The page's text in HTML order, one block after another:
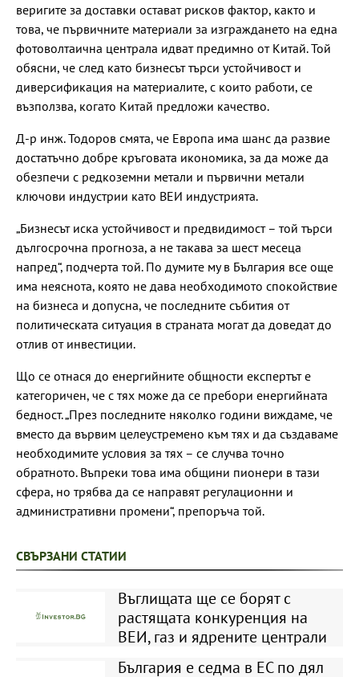
веригите за доставки остават рисков фактор, както и
това, че първичните материали за изграждането на една
фотоволтаична централа идват предимно от Китай. Той
обясни, че след като бизнесът търси устойчивост и
диверсификация на материалите, с които работи, се
възползва, когато Китай предложи качество.
Д-р инж. Тодоров смята, че Европа има шанс да развие
достатъчно добре кръговата икономика, за да може да
обезпечи с редкоземни метали и първични метали
ключови индустрии като ВЕИ индустрията.
„Бизнесът иска устойчивост и предвидимост – той търси
дългосрочна прогноза, а не такава за шест месеца
напред“, подчерта той. По думите му в България все още
има неяснота, която не дава необходимото спокойствие
на бизнеса и допусна, че последните събития от
политическата ситуация в страната могат да доведат до
отлив от инвестиции.
Що се отнася до енергийните общности експертът е
категоричен, че с тях може да се пребори енергийната
бедност. „През последните няколко години виждаме, че
вместо да вървим целеустремено към тях и да създаваме
необходимите условия за тях – се случва точно
обратното. Въпреки това има общини пионери в тази
сфера, но трябва да се направят регулационни и
административни промени“, препоръча той.
СВЪРЗАНИ СТАТИИ
Въглищата ще се борят с
растящата конкуренция на
ВЕИ, газ и ядрените централи
България е седма в ЕС по дял